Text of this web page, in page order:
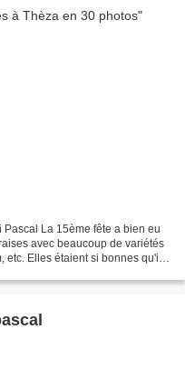
La 15ème fête a bien eu
avec beaucoup de variétés
etc. Elles étaient si bonnes qu'il